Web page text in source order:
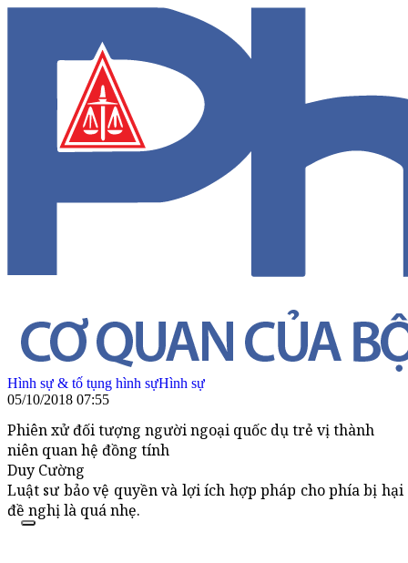
Hình sự & tố tụng hình sựHình sự
05/10/2018 07:55
Phiên xử đối tượng người ngoại quốc dụ trẻ vị thành
niên quan hệ đồng tính
Duy Cường
Luật sư bảo vệ quyền và lợi ích hợp pháp cho phía bị
đề nghị là quá nhẹ.